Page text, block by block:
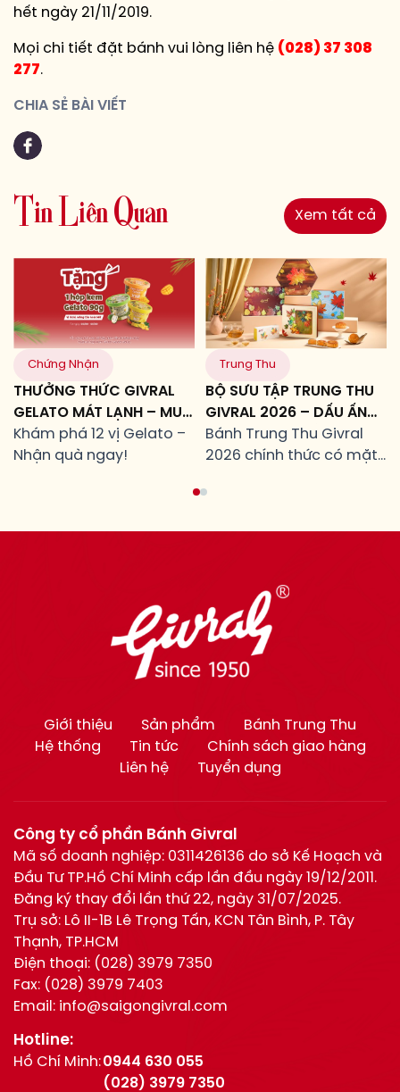
hết ngày 21/11/2019.
Mọi chi tiết đặt bánh vui lòng liên hệ (028) 37 308
277.
CHIA SẺ BÀI VIẾT
in Liên Quan Xem tất cả
Chứng Nhận
THƯỞNG THỨC GIVRAL
GELATO MÁT LẠNH – MUA
LÀ TẶNG!
Khám phá 12 vị Gelato –
Nhận quà ngay!
Trung Thu
BỘ SƯU TẬP TRUNG THU
GIVRAL 2026 – DẤU ẤN
CỦA NHỮNG MỐI TÂM
GIAO
Bánh Trung Thu Givral
2026 chính thức có mặt
toàn hệ thống cửa hàng
Giới thiệu Sản phẩm
Bánh Trung Thu
Hệ thống
Tin tức
Chính sách giao hàng
Liên hệ
Tuyển dụng
Công ty cổ phần Bánh Givral
Mã số doanh nghiệp: 0311426136 do sở Kế Hoạch và
Đầu Tư TP.Hồ Chí Minh cấp lần đầu ngày 19/12/2011.
Đăng ký thay đổi lần thứ 22, ngày 31/07/2025.
Trụ sở: Lô II-1B Lê Trọng Tấn, KCN Tân Bình, P. Tây
Thạnh, TP.HCM
Điện thoại: (028) 3979 7350
Fax: (028) 3979 7403
Email: info@saigongivral.com
Hotline:
Hồ Chí Minh:0944 630 055
(028) 3979 7350